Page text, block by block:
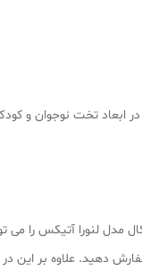
ابعاد تخت نوجوان و
لنورا آتیکس را می
دهید. علاوه بر این